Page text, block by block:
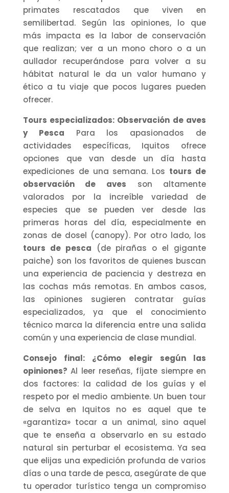
primates rescatados que viven en
semilibertad. Según las opiniones, lo que
más impacta es la labor de conservación
que realizan; ver a un mono choro o a un
aullador recuperándose para volver a su
hábitat natural le da un valor humano y
ético a tu viaje que pocos lugares pueden
ofrecer.
Tours especializados: Observación de aves
y Pesca Para los apasionados de
actividades específicas, Iquitos ofrece
opciones que van desde un día hasta
expediciones de una semana. Los tours de
observación de aves son altamente
valorados por la increíble variedad de
especies que se pueden ver desde las
primeras horas del día, especialmente en
zonas de dosel (canopy). Por otro lado, los
tours de pesca (de pirañas o el gigante
paiche) son los favoritos de quienes buscan
una experiencia de paciencia y destreza en
las cochas más remotas. En ambos casos,
las opiniones sugieren contratar guías
especializados, ya que el conocimiento
técnico marca la diferencia entre una salida
común y una experiencia de clase mundial.
Consejo final: ¿Cómo elegir según las
opiniones? Al leer reseñas, fíjate siempre en
dos factores: la calidad de los guías y el
respeto por el medio ambiente. Un buen tour
de selva en Iquitos no es aquel que te
«garantiza» tocar a un animal, sino aquel
que te enseña a observarlo en su estado
natural sin perturbar el ecosistema. Ya sea
que elijas una expedición profunda de varios
días o una tarde de pesca, asegúrate de que
tu operador turístico tenga un compromiso